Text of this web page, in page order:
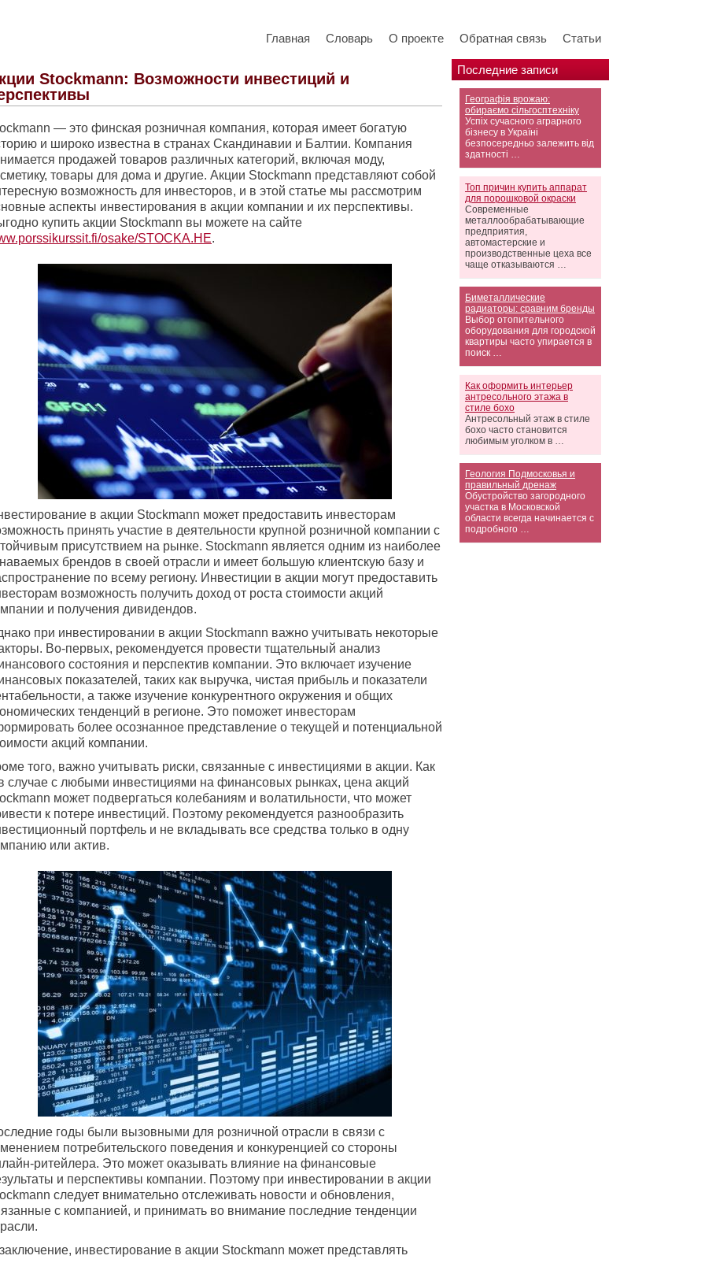
Главная Словарь О проекте Обратная связь Статьи
Последние записи
Географія врожаю:
обираємо сільгосптехніку
Успіх сучасного аграрного
бізнесу в Україні
безпосередньо залежить від
здатності …
Топ причин купить аппарат
для порошковой окраски
Современные
металлообрабатывающие
предприятия,
автомастерские и
производственные цеха все
чаще отказываются …
Биметаллические
радиаторы: сравним бренды
Выбор отопительного
оборудования для городской
квартиры часто упирается в
поиск …
Как оформить интерьер
антресольного этажа в
стиле бохо
Антресольный этаж в стиле
бохо часто становится
любимым уголком в …
Геология Подмосковья и
правильный дренаж
Обустройство загородного
участка в Московской
области всегда начинается с
подробного …
Stockmann: Возможности инвестиций и
— это финская розничная компания, которая имеет богатую
и широко известна в странах Скандинавии и Балтии. Компания
продажей товаров различных категорий, включая моду,
товары для дома и другие. Акции Stockmann представляют собой
возможность для инвесторов, и в этой статье мы рассмотрим
аспекты инвестирования в акции компании и их перспективы.
купить акции Stockmann вы можете на сайте
osake/STOCKA.HE.
в акции Stockmann может предоставить инвесторам
принять участие в деятельности крупной розничной компании с
присутствием на рынке. Stockmann является одним из наиболее
брендов в своей отрасли и имеет большую клиентскую базу и
по всему региону. Инвестиции в акции могут предоставить
возможность получить доход от роста стоимости акций
и получения дивидендов.
при инвестировании в акции Stockmann важно учитывать некоторые
Во-первых, рекомендуется провести тщательный анализ
состояния и перспектив компании. Это включает изучение
показателей, таких как выручка, чистая прибыль и показатели
а также изучение конкурентного окружения и общих
тенденций в регионе. Это поможет инвесторам
более осознанное представление о текущей и потенциальной
акций компании.
того, важно учитывать риски, связанные с инвестициями в акции. Как
случае с любыми инвестициями на финансовых рынках, цена акций
может подвергаться колебаниям и волатильности, что может
к потере инвестиций. Поэтому рекомендуется разнообразить
портфель и не вкладывать все средства только в одну
или актив.
годы были вызовными для розничной отрасли в связи с
потребительского поведения и конкуренцией со стороны
ритейлера. Это может оказывать влияние на финансовые
и перспективы компании. Поэтому при инвестировании в акции
следует внимательно отслеживать новости и обновления,
с компанией, и принимать во внимание последние тенденции
инвестирование в акции Stockmann может представлять